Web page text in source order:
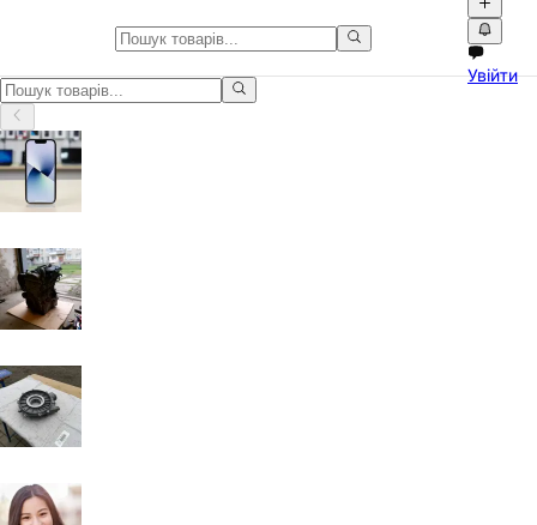
Дитячий світ у Стара Вижівка
Дитячий світ у Стара Вижівка: оголошення з фото, відео та
Увійти